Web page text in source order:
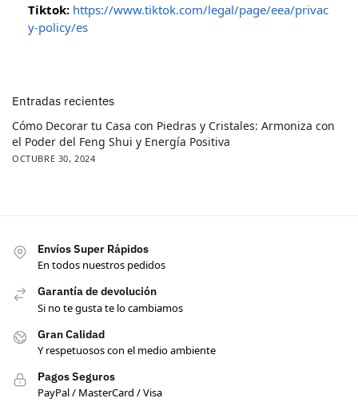
Tiktok: https://www.tiktok.com/legal/page/eea/privac
y-policy/es
Entradas recientes
Cómo Decorar tu Casa con Piedras y Cristales: Armoniza con
el Poder del Feng Shui y Energía Positiva
OCTUBRE 30, 2024
Envíos Super Rápidos
En todos nuestros pedidos
Garantía de devolución
Si no te gusta te lo cambiamos
Gran Calidad
Y respetuosos con el medio ambiente
Pagos Seguros
PayPal / MasterCard / Visa